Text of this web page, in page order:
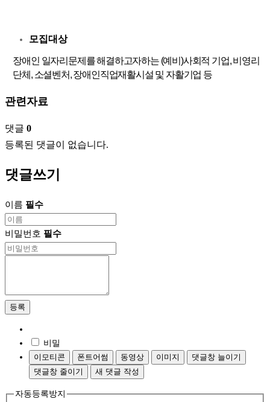
모집대상
장애인 일자리문제를 해결하고자하는 (예비)사회적 기업, 비영리
단체, 소셜벤처, 장애인직업재활시설 및 자활기업 등
관련자료
댓글 0
등록된 댓글이 없습니다.
댓글쓰기
이름 필수
비밀번호 필수
등록
비밀
이모티콘
폰트어썸 동영상 이미지
댓글창 늘이기
댓글창 줄이기
새 댓글 작성
자동등록방지